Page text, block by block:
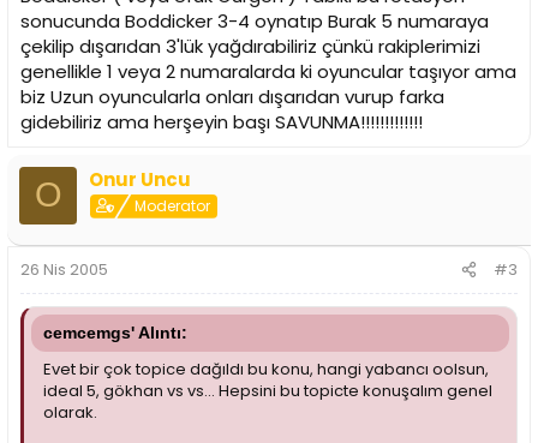
sonucunda Boddicker 3-4 oynatıp Burak 5 numaraya
çekilip dışarıdan 3'lük yağdırabiliriz çünkü rakiplerimizi
genellikle 1 veya 2 numaralarda ki oyuncular taşıyor ama
biz Uzun oyuncularla onları dışarıdan vurup farka
gidebiliriz ama herşeyin başı SAVUNMA!!!!!!!!!!!!!
O Onur Uncu
Moderator
26 Nis 2005 #3
cemcemgs' Alıntı:
Evet bir çok topice dağıldı bu konu, hangi yabancı oolsun,
ideal 5, gökhan vs vs... Hepsini bu topicte konuşalım genel
olarak.